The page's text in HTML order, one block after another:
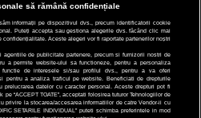
să rămână confidențiale
informații pe dispozitivul dvs., precum identificatorii cookie
Puteți accepta sau gestiona alegerile dvs. făcând clic mai
Aceste alegeri vor fi raportate partenerilor noștri
de publicitate partenere, precum si furnizorii nostri de
a permite website-ului sa functioneze, pentru a personaliza
de interesele si/sau profilul dvs., pentru a va oferi
pentru a analiza traficul pe website. Beneficiati de drepturile
prelucrarea datelor cu caracter personal. Aceste drepturi pot fi
pe “ACCEPT TOATE”, acceptati folosirea tuturor Tehnologiilor de
la stocarea/accesarea informatiilor de catre Vendor-ii cu
SETARILE INDIVIDUAL” puteti schimba preferintele in mod